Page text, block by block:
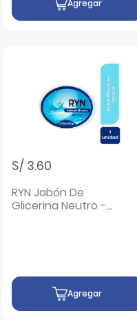
Agregar
S/ 3.60
RYN Jabón De
Glicerina Neutro -
Agregar